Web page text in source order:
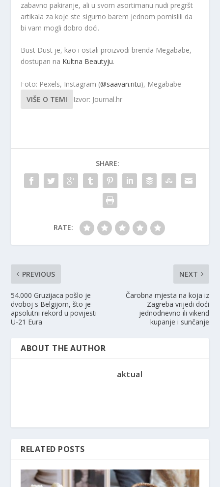
zabavno pakiranje, ali u svom asortimanu nudi pregršt
artikala za koje ste sigurno barem jednom pomislili da
bi vam mogli dobro doći.
Bust Dust je, kao i ostali proizvodi brenda Megababe,
dostupan na Kultna Beautyju.
Foto: Pexels, Instagram (@saavan.ritu), Megababe
VIŠE O TEMI
Izvor: Journal.hr
SHARE:
RATE:
PREVIOUS
54.000 Gruzijaca pošlo je
dvoboj s Belgijom, što je
apsolutni rekord u povijesti
U-21 Eura
NEXT
Čarobna mjesta na koja iz
Zagreba vrijedi doći
jednodnevno ili vikend
kupanje i sunčanje
ABOUT THE AUTHOR
aktual
RELATED POSTS